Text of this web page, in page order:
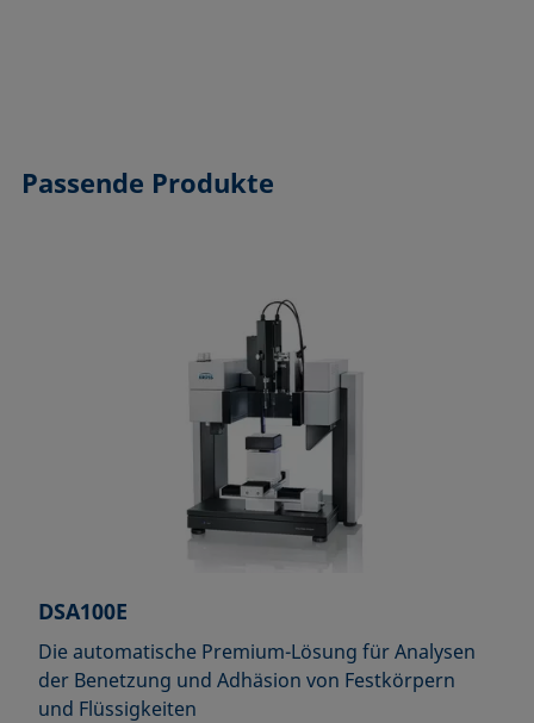
Passende Produkte
DSA100E
Die automatische Premium-Lösung für Analysen
der Benetzung und Adhäsion von Festkörpern
und Flüssigkeiten